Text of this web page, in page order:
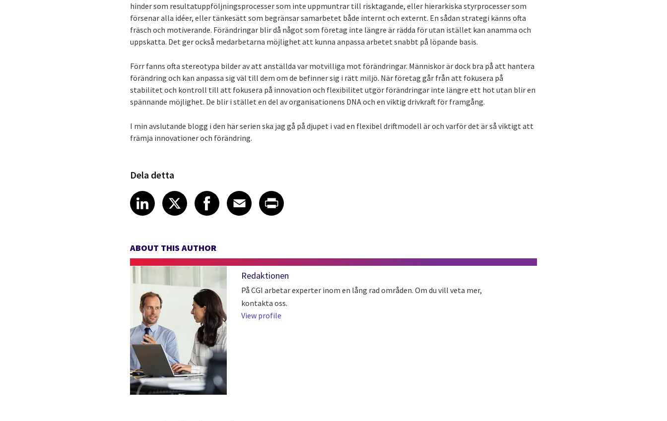
hinder som resultatuppföljningsprocesser som inte uppmuntrar till risktagande, eller hierarkiska styrprocesser som
försenar alla idéer, eller tänkesätt som begränsar samarbetet både internt och externt. En sådan strategi känns ofta
fräsch och motiverande. Förändringar blir då något som företag inte längre är rädda för utan istället kan anamma och
uppskatta. Det ger också medarbetarna möjlighet att kunna anpassa arbetet snabbt på löpande basis.
Förr fanns ofta stereotypa bilder av att anställda var motvilliga mot förändringar. Människor är dock bra på att hantera
förändring och kan anpassa sig väl till dem om de befinner sig i rätt miljö. När företag går från att fokusera på
stabilitet och kontroll till att fokusera på innovation och flexibilitet utgör förändringar inte längre ett hot utan blir en
spännande möjlighet. De blir i stället en del av organisationens DNA och en viktig drivkraft för framgång.
I min avslutande blogg i den här serien ska jag gå på djupet i vad en flexibel driftmodell är och varför det är så viktigt att
främja innovationer och förändring.
Dela detta
Share article on LinkedIn
LinkedIn
Share article on X
XShare article on Facebook
Facebook
Share article on Email
Email
Share article on Print
ABOUT THIS AUTHOR
Redaktionen
På CGI arbetar experter inom en lång rad områden. Om du vill veta mer,
kontakta oss.
View profile